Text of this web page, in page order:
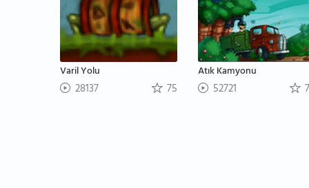
Varil Yolu
28137 75
Atık Kamyonu
52721